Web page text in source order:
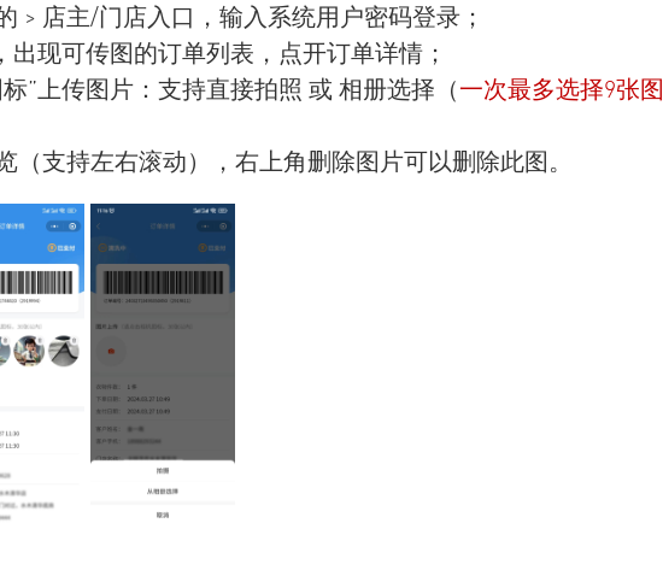
> 店主/门店入口，输入系统用户密码登录；
出现可传图的订单列表，点开订单详情；
”上传图片：支持直接拍照 或 相册选择（一次最多选择9张图
支持左右滚动），右上角删除图片可以删除此图。